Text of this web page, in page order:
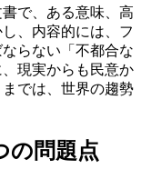
で、ある意味、高
、内容的には、フ
らない「不都合な
現実からも民意か
では、世界の趨勢
の問題点